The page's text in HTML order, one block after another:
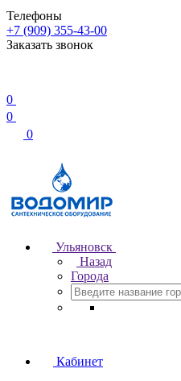
Телефоны
+7 (909) 355-43-00
Заказать звонок
0
0
0
Ульяновск
Назад
Города
Кабинет